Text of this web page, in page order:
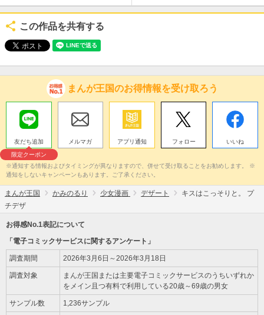
この作品を共有する
まんが王国のお得情報を受け取ろう
友だち追加
限定クーポン
メルマガ アプリ通知 フォロー いいね
※通知する情報およびタイミングが異なりますので、併せて受け取ることをお勧めします。 ※
通知をしないキャンペーンもあります。ご了承ください。
まんが王国 かみのるり 少女漫画 デザート
キスはこっそりと。 プ
チデザ
お得感No.1表記について
「電子コミックサービスに関するアンケート」
調査期間 2026年3月6日～2026年3月18日
調査対象
まんが王国または主要電子コミックサービスのうちいずれか
をメイン且つ有料で利用している20歳～69歳の男女
サンプル数 1,236サンプル